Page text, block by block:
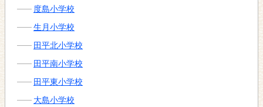
度島小学校
生月小学校
田平北小学校
田平南小学校
田平東小学校
大島小学校